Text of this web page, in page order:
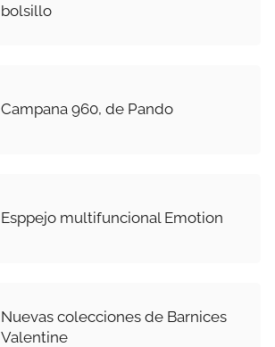
bolsillo
Campana 960, de Pando
Esppejo multifuncional Emotion
Nuevas colecciones de Barnices
Valentine